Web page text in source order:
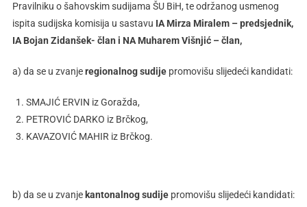
Pravilniku o šahovskim sudijama ŠU BiH, te održanog usmenog
ispita sudijska komisija u sastavu IA Mirza Miralem – predsjednik,
IA Bojan Zidanšek- član i NA Muharem Višnjić – član,
a) da se u zvanjeregionalnog sudijepromovišu slijedeći kandidati:
SMAJIĆ ERVIN iz Goražda,
PETROVIĆ DARKO iz Brčkog,
KAVAZOVIĆ MAHIR iz Brčkog.
b) da se u zvanje kantonalnog sudijepromovišu slijedeći kandidati: